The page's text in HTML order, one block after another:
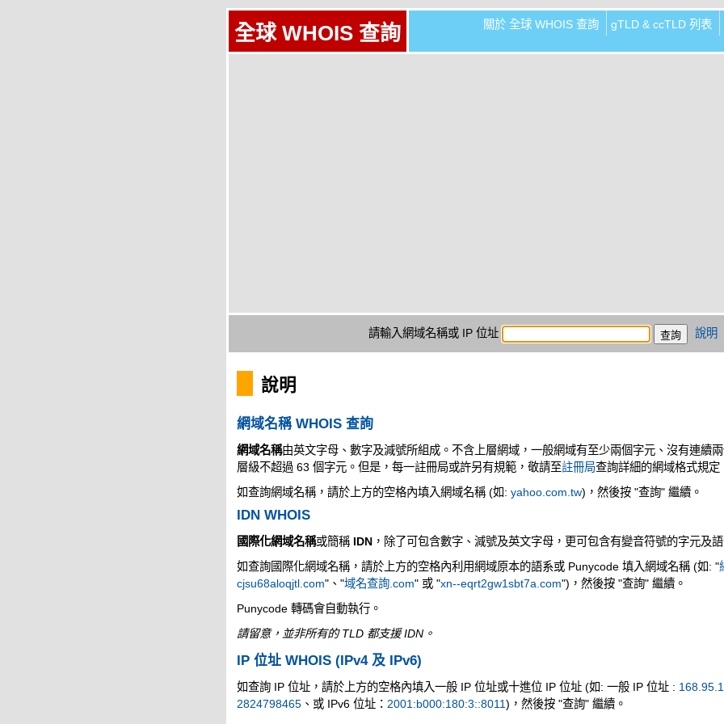
全球 WHOIS 查詢 關於 全球 WHOIS 查詢 gTLD & ccTLD 列表
請輸入網域名稱或 IP 位址 說明
說明
網域名稱 WHOIS 查詢
網域名稱由英文字母、數字及減號所組成。不含上層網域，一般網域有至少兩個字元、沒有連續
層級不超過 63 個字元。但是，每一註冊局或許另有規範，敬請至註冊局查詢詳細的網域格式規定
如查詢網域名稱，請於上方的空格內填入網域名稱 (如: yahoo.com.tw)，然後按 "查詢" 繼續。
IDN WHOIS
國際化網域名稱或簡稱 IDN ，除了可包含數字、減號及英文字母，更可包含有變音符號的字元及語
如查詢國際化網域名稱，請於上方的空格內利用網域原本的語系或 Punycode 填入網域名稱 (如: "
cjsu68aloqjtl.com"、"域名查詢.com" 或 "xn--eqrt2gw1sbt7a.com")，然後按 "查詢" 繼續。
Punycode 轉碼會自動執行。
請留意，並非所有的 TLD 都支援 IDN。
IP 位址 WHOIS (IPv4 及 IPv6)
如查詢 IP 位址，請於上方的空格內填入一般 IP 位址或十進位 IP 位址 (如: 一般 IP 位址 :
2824798465 、或 IPv6 位址： 2001:b000:180:3::8011)，然後按 "查詢" 繼續。